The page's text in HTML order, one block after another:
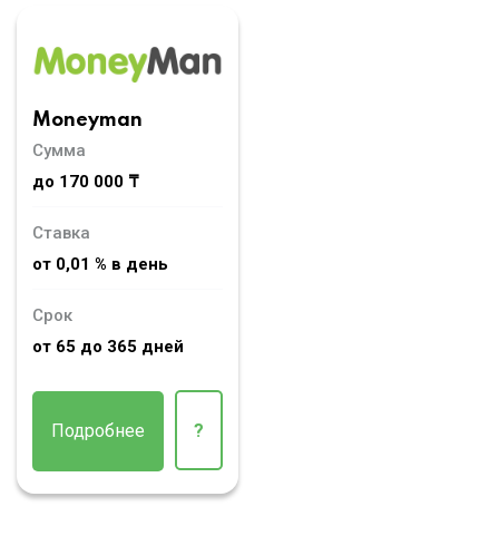
Moneyman
Сумма
до 170 000 ₸
Ставка
от 0,01 % в день
Срок
от 65 до 365 дней
Подробнее ?